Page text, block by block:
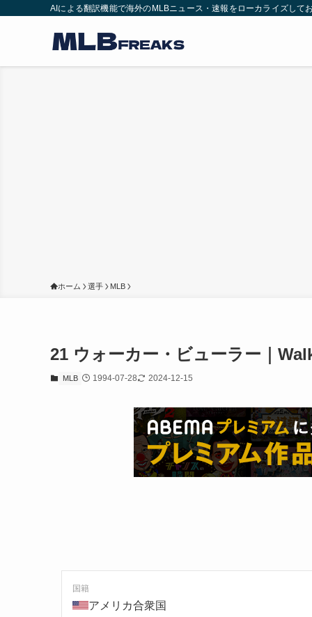
AIによる翻訳機能で海外のMLBニュース・速報をローカライズして
ホーム 選手 MLB
21 ウォーカー・ビューラー｜
MLB 1994-07-28 2024-12-15
国籍
アメリカ合衆国